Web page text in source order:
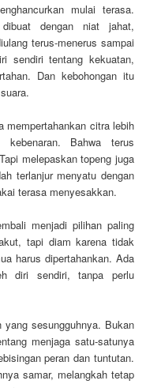
mulai terasa.
dengan niat jahat,
terus-menerus sampai
sendiri tentang kekuatan,
Dan kebohongan itu
mempertahankan citra lebih
kebenaran. Bahwa terus
melepaskan topeng juga
terlanjur menyatu dengan
terasa menyesakkan.
menjadi pilihan paling
tapi diam karena tidak
harus dipertahankan. Ada
diri sendiri, tanpa perlu
sesungguhnya. Bukan
menjaga satu-satunya
peran dan tuntutan.
samar, melangkah tetap